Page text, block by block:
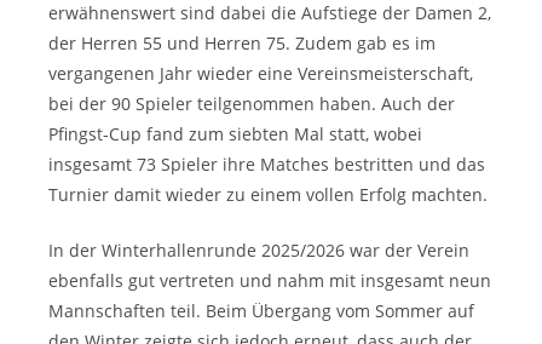
erwähnenswert sind dabei die Aufstiege der Damen 2,
der Herren 55 und Herren 75. Zudem gab es im
vergangenen Jahr wieder eine Vereinsmeisterschaft,
bei der 90 Spieler teilgenommen haben. Auch der
Pfingst-Cup fand zum siebten Mal statt, wobei
insgesamt 73 Spieler ihre Matches bestritten und das
Turnier damit wieder zu einem vollen Erfolg machten.
In der Winterhallenrunde 2025/2026 war der Verein
ebenfalls gut vertreten und nahm mit insgesamt neun
Mannschaften teil. Beim Übergang vom Sommer auf